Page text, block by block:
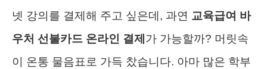
넷 강의를 결제해 주고 싶은데, 과연 교육급여 바
우처 선불카드 온라인 결제 가 가능할까? 머릿속
이 온통 물음표로 가득 찼습니다. 아마 많은 학부